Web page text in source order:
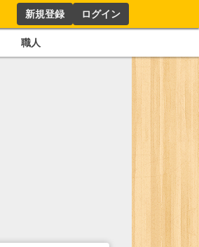
新規登録 ログイン
職人